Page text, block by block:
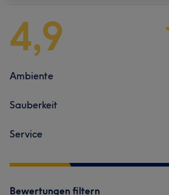
4,9
Ambiente
Sauberkeit
Service
Bewertungen filtern